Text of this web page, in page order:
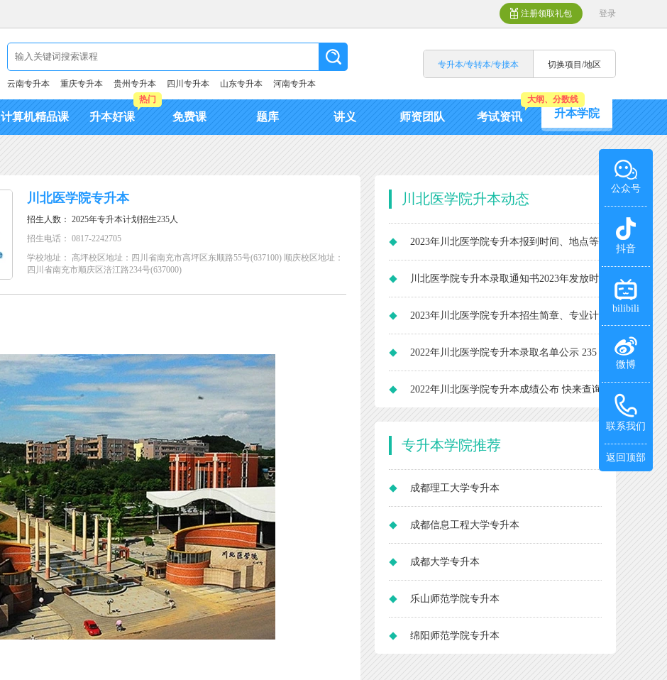
注册领取礼包 登录
云南专升本 重庆专升本 贵州专升本 四川专升本 山东专升本 河南专升本
专升本/专转本/专接本 切换项目/地区
计算机精品课 升本好课
热门
免费课 题库 讲义 师资团队 考试资讯
大纲、分数线
升本学院
川北医学院专升本
招生人数： 2025年专升本计划招生235人
招生电话： 0817-2242705
学校地址： 高坪校区地址：四川省南充市高坪区东顺路55号(637100) 顺庆校区地址：
四川省南充市顺庆区涪江路234号(637000)
川北医学院升本动态
2023年川北医学院专升本报到时间、地点等
通知！
川北医学院专升本录取通知书2023年发放时
间为6月底！
2023年川北医学院专升本招生简章、专业计
划、考试科目
2022年川北医学院专升本录取名单公示 235
人被录取！
2022年川北医学院专升本成绩公布 快来查询
专升本学院推荐
成都理工大学专升本
成都信息工程大学专升本
成都大学专升本
乐山师范学院专升本
绵阳师范学院专升本
公众号
抖音
bilibili
微博
联系我们
返回顶部